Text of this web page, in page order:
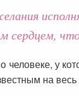
сердцем,
человеке, у
на